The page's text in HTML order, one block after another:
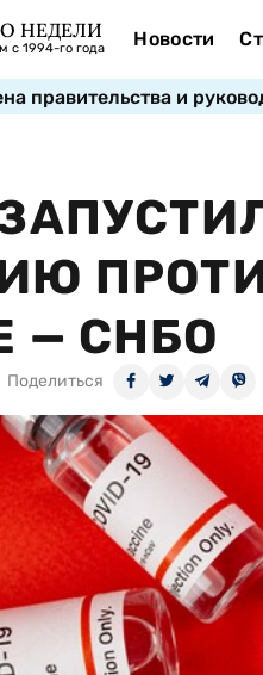
НЕДЕЛИ
с 1994-го года Новости
правительства и
— СНБО
Поделиться